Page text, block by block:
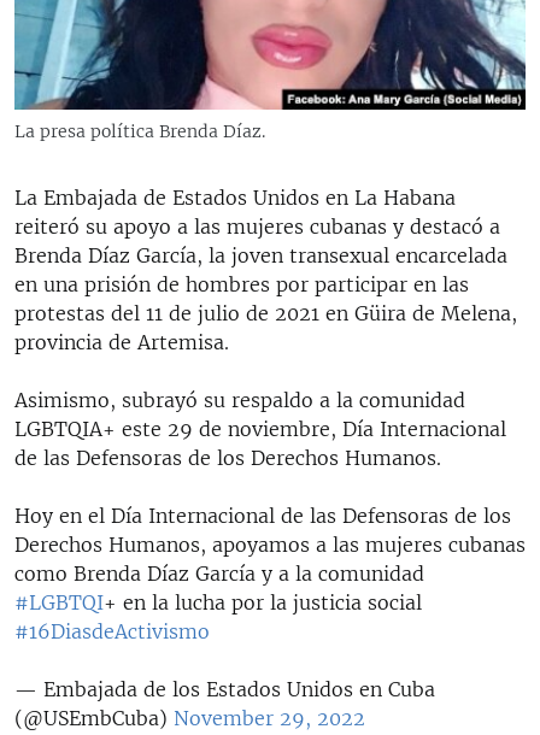
RADIO MARTÍ
ESPECIALES
ESPECIALES
SER VIEJO EN CUBA
KENTU-CUBANO
LOS SANTOS DE HIALEAH
DESINFORMACIÓN RUSA EN AMÉRICA LATINA
MULTIMEDIA
SÍGUENOS
La presa política Brenda Díaz.
La Embajada de Estados Unidos en La Habana
reiteró su apoyo a las mujeres cubanas y destacó a
Brenda Díaz García, la joven transexual encarcelada
en una prisión de hombres por participar en las
protestas del 11 de julio de 2021 en Güira de Melena,
provincia de Artemisa.
Asimismo, subrayó su respaldo a la comunidad
LGBTQIA+ este 29 de noviembre, Día Internacional
de las Defensoras de los Derechos Humanos.
Hoy en el Día Internacional de las Defensoras de los
Derechos Humanos, apoyamos a las mujeres cubanas
como Brenda Díaz García y a la comunidad
#LGBTQI+ en la lucha por la justicia social
#16DiasdeActivismo
— Embajada de los Estados Unidos en Cuba
(@USEmbCuba) November 29, 2022